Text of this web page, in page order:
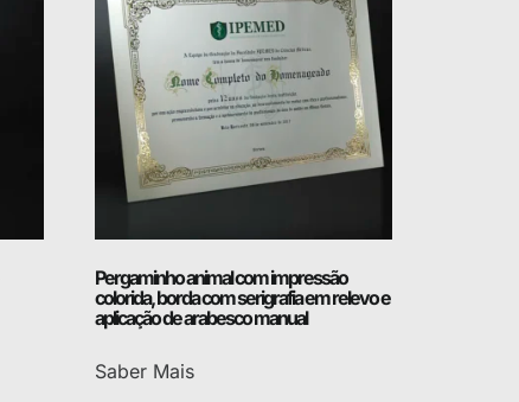
Pergaminho animal com impressão
colorida, borda com serigrafia em relevo e
aplicação de arabesco manual
Saber Mais